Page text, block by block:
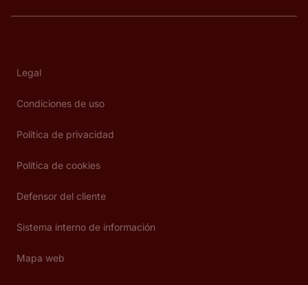
Legal
Condiciones de uso
Política de privacidad
Política de cookies
Defensor del cliente
Sistema interno de información
Mapa web